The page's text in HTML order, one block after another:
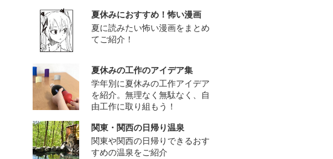
夏休みにおすすめ！怖い漫画
夏に読みたい怖い漫画をまとめ
てご紹介！
夏休みの工作のアイデア集
学年別に夏休みの工作アイデア
を紹介。無理なく無駄なく、自
由工作に取り組もう！
関東・関西の日帰り温泉
関東や関西の日帰りできるおす
すめの温泉をご紹介